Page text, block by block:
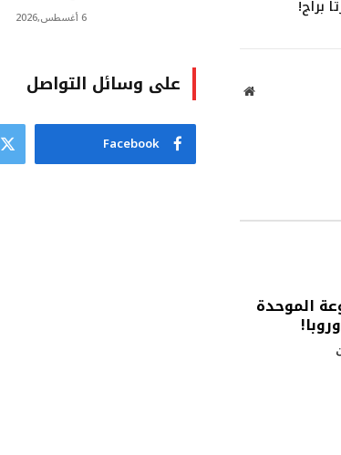
براج!
موقع
الموحدة
6 أغسطس,2026
على وسائل التواصل
Facebook